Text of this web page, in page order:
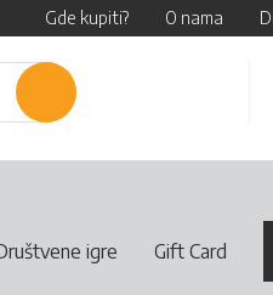
Gde kupiti? O nama
Pretraži
igre Gift Card